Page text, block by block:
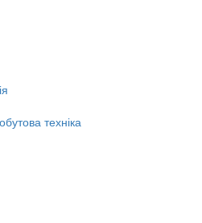
техніка